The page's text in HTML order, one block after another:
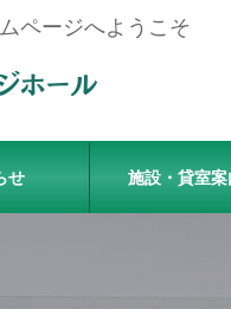
ページへようこそ
せ 施設・貸室案